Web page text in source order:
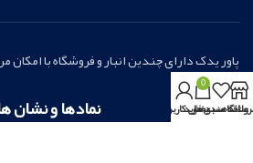
پاور یدک دارای چندین انبار و فروشگاه با
نمادها و نشان علاقه مندی ها
0
سبد خرید
بخش کاربری